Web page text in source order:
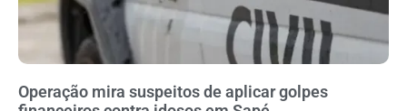
Operação mira suspeitos de aplicar golpes